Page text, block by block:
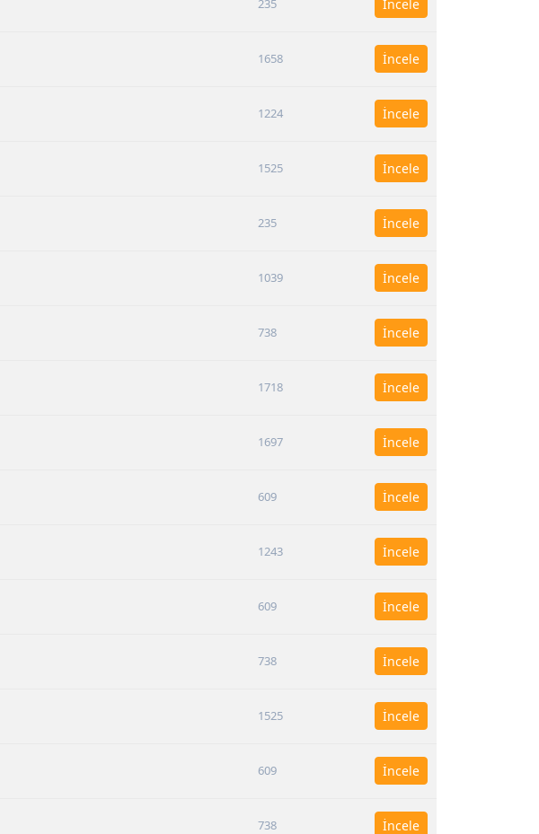
235 İncele
1658 İncele
1224 İncele
1525 İncele
235 İncele
1039 İncele
738 İncele
1718 İncele
1697 İncele
609 İncele
1243 İncele
609 İncele
738 İncele
1525 İncele
609 İncele
738 İncele